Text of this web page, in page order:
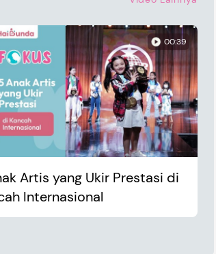
Artis yang Ukir Prestasi di
Internasional
00:39